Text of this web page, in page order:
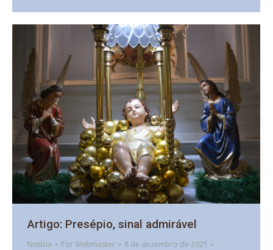
Artigo: Presépio, sinal admirável
Notícia PorWebmaster
8 de dezembro de 2021